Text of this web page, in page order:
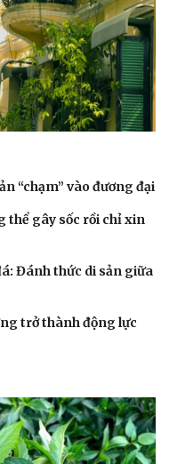
“chạm” vào đương đại
thể gây sốc rồi chỉ xin
Đánh thức di sản giữa
trở thành động lực